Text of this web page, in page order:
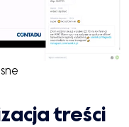
treści